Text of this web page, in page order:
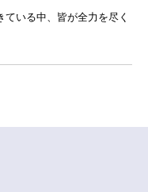
いる中、皆が全力を尽く